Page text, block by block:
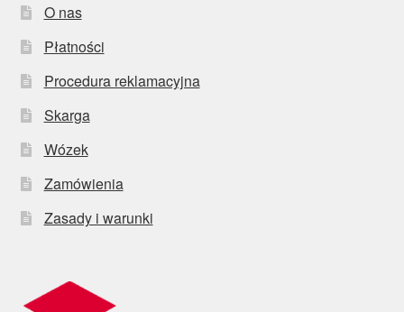
O nas
Płatności
Procedura reklamacyjna
Skarga
Wózek
Zamówienia
Zasady i warunki